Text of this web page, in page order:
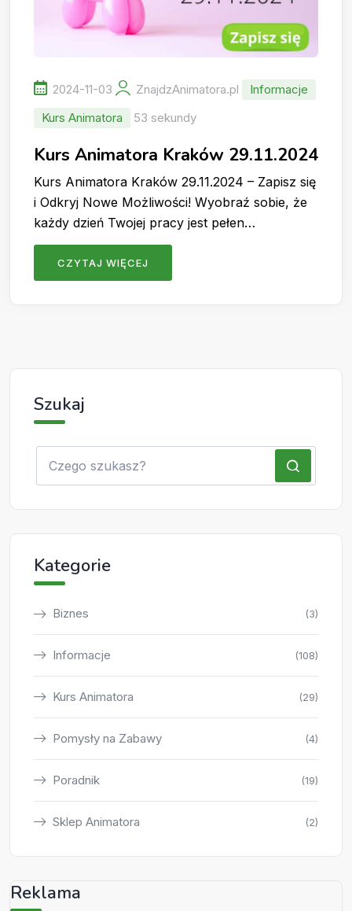
2024-11-03 ZnajdzAnimatora.pl
Informacje
Kurs Animatora
53 sekundy
Kurs Animatora Kraków 29.11.2024
Kurs Animatora Kraków 29.11.2024 – Zapisz się
i Odkryj Nowe Możliwości! Wyobraź sobie, że
każdy dzień Twojej pracy jest pełen…
CZYTAJ WIĘCEJ
Szukaj
Kategorie
Biznes (3)
Informacje (108)
Kurs Animatora (29)
Pomysły na Zabawy (4)
Poradnik (19)
Sklep Animatora (2)
Reklama